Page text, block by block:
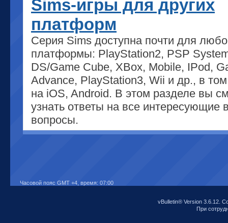
Sims-игры для других
платформ
Серия Sims доступна почти для
платформы: PlayStation2, PSP
DS/Game Cube, XBox, Mobile, IPod,
Advance, PlayStation3, Wii и др., в
на iOS, Android. В этом разделе вы
узнать ответы на все интересующие
вопросы.
Часовой пояс GMT +4, время: 07:00
vBulletin® Version 3.6.12.
При